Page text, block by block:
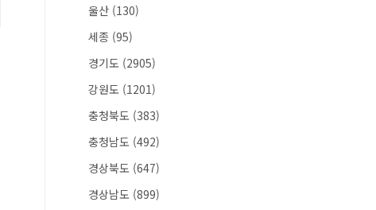
울산 (130)
세종 (95)
경기도 (2905)
강원도 (1201)
충청북도 (383)
충청남도 (492)
경상북도 (647)
경상남도 (899)